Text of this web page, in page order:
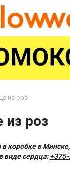
из роз
из роз
в коробке в
виде сердца: